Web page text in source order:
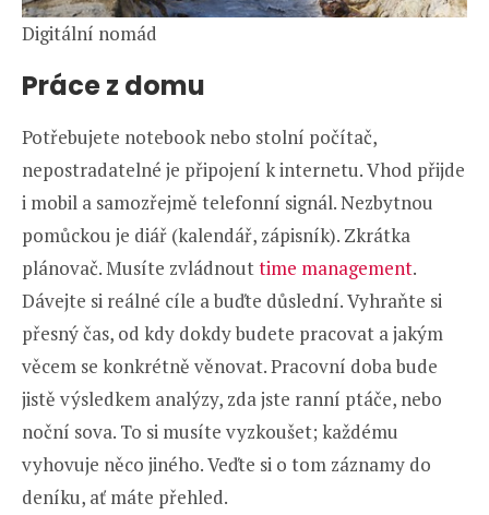
Digitální nomád
Práce z domu
Potřebujete notebook nebo stolní počítač,
nepostradatelné je připojení k internetu. Vhod přijde
i mobil a samozřejmě telefonní signál. Nezbytnou
pomůckou je diář (kalendář, zápisník). Zkrátka
plánovač. Musíte zvládnouttime management.
Dávejte si reálné cíle a buďte důslední. Vyhraňte si
přesný čas, od kdy dokdy budete pracovat a jakým
věcem se konkrétně věnovat. Pracovní doba bude
jistě výsledkem analýzy, zda jste ranní ptáče, nebo
noční sova. To si musíte vyzkoušet; každému
vyhovuje něco jiného. Veďte si o tom záznamy do
deníku, ať máte přehled.